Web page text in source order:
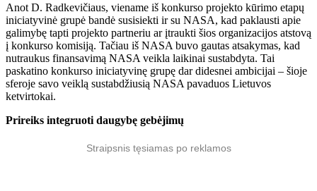
Anot D. Radkevičiaus, viename iš konkurso projekto kūrimo etapų
iniciatyvinė grupė bandė susisiekti ir su NASA, kad paklausti apie
galimybę tapti projekto partneriu ar įtraukti šios organizacijos atstovą
į konkurso komisiją. Tačiau iš NASA buvo gautas atsakymas, kad
nutraukus finansavimą NASA veikla laikinai sustabdyta. Tai
paskatino konkurso iniciatyvinę grupę dar didesnei ambicijai – šioje
sferoje savo veiklą sustabdžiusią NASA pavaduos Lietuvos
ketvirtokai.
Prireiks integruoti daugybę gebėjimų
Straipsnis tęsiamas po reklamos